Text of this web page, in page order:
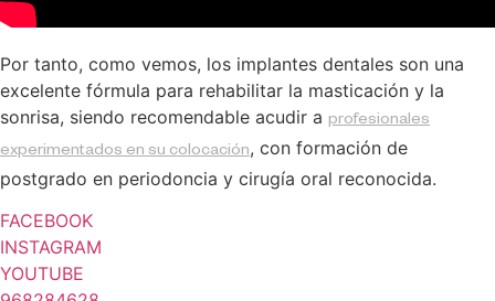
Por tanto, como vemos, los implantes dentales son una
excelente fórmula para rehabilitar la masticación y la
sonrisa, siendo recomendable acudir a profesionales
experimentados en su colocación, con formación de
postgrado en periodoncia y cirugía oral reconocida.
FACEBOOK
INSTAGRAM
YOUTUBE